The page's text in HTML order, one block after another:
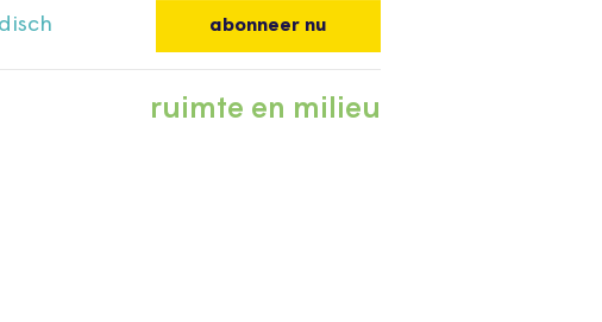
abonneer nu
ruimte en milieu